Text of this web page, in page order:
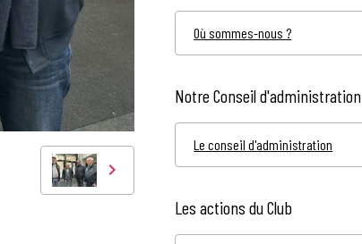
Où sommes-nous ?
Notre Conseil d'administration
Le conseil d'administration
Les actions du Club